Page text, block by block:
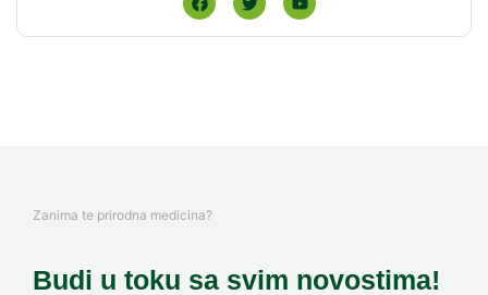
Zanima te prirodna medicina?
Budi u toku sa svim novostima!